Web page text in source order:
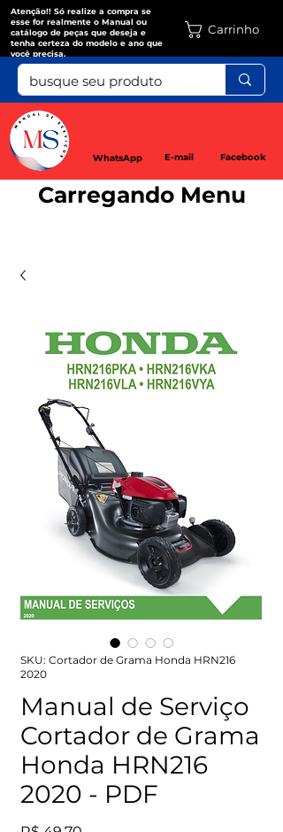
Atenção!! Só realize a compra se
esse for realmente o Manual ou
catálogo de peças que deseja e
tenha certeza do modelo e ano que
você precisa.
WhatsApp E-mail Facebook
Carrinho
Carregando Menu
SKU: Cortador de Grama Honda HRN216
2020
Manual de Serviço
Cortador de Grama
Honda HRN216
2020 - PDF